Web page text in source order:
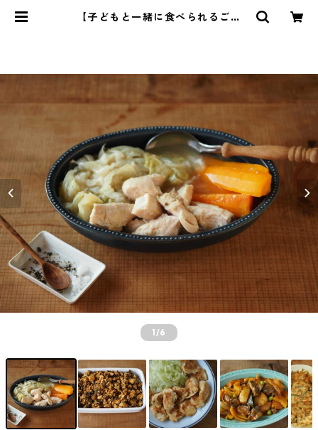
【子どもと一緒に食べられるごは
1/6